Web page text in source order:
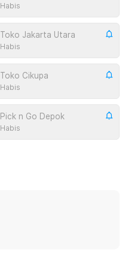
Habis
Toko Jakarta Utara
Habis
Toko Cikupa
Habis
Pick n Go Depok
Habis